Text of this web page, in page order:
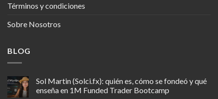
Términos y condiciones
Sobre Nosotros
BLOG
Sol Martin (Solci.fx): quién es, cómo se fondeó y qué
enseña en 1M Funded Trader Bootcamp